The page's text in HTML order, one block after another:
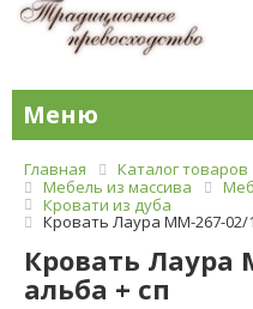
Меню
Главная Каталог товаров
Мебель из массива
Кровати из дуба
Кровать Лаура ММ-267-02/
Кровать Лаура
альба + сп